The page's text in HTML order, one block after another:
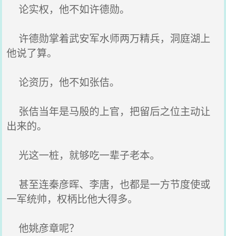
论实权，他不如许德勋。
许德勋掌着武安军水师两万精兵，洞庭湖上
他说了算。
论资历，他不如张佶。
张佶当年是马殷的上官，把留后之位主动让
出来的。
光这一桩，就够吃一辈子老本。
甚至连秦彦晖、李唐，也都是一方节度使或
一军统帅，权柄比他大得多。
他姚彦章呢？